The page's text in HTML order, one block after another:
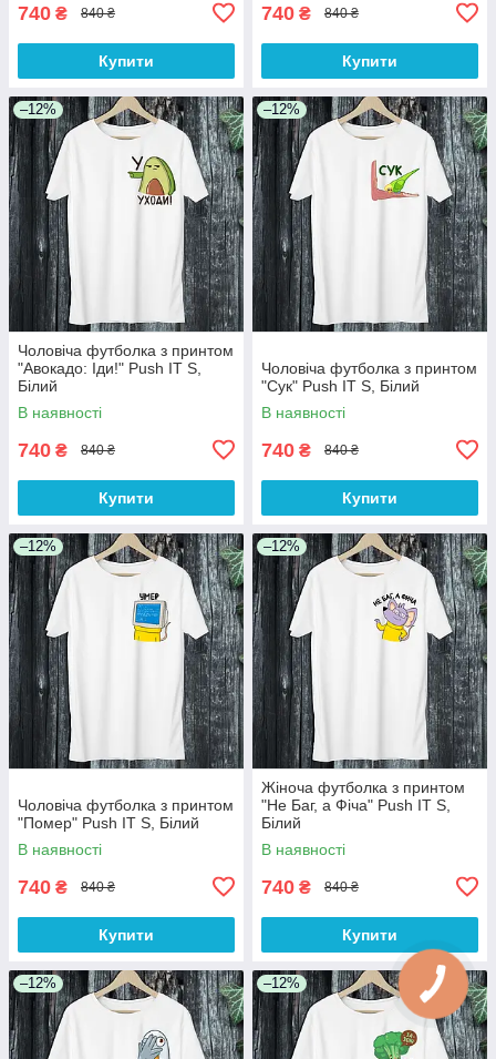
740 ₴ 840 ₴
Купити
740 ₴ 840 ₴
Купити
–12%
Чоловіча футболка з принтом
"Авокадо: Іди!" Push IT S,
Білий
В наявності
740 ₴ 840 ₴
Купити
–12%
Чоловіча футболка з принтом
"Сук" Push IT S, Білий
В наявності
740 ₴ 840 ₴
Купити
–12%
Чоловіча футболка з принтом
"Помер" Push IT S, Білий
В наявності
740 ₴ 840 ₴
Купити
–12%
Жіноча футболка з принтом
"Не Баг, а Фіча" Push IT S,
Білий
В наявності
740 ₴ 840 ₴
Купити
–12% –12%